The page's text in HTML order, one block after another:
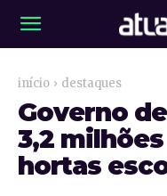
início destaques
Governo
3,2
hortas